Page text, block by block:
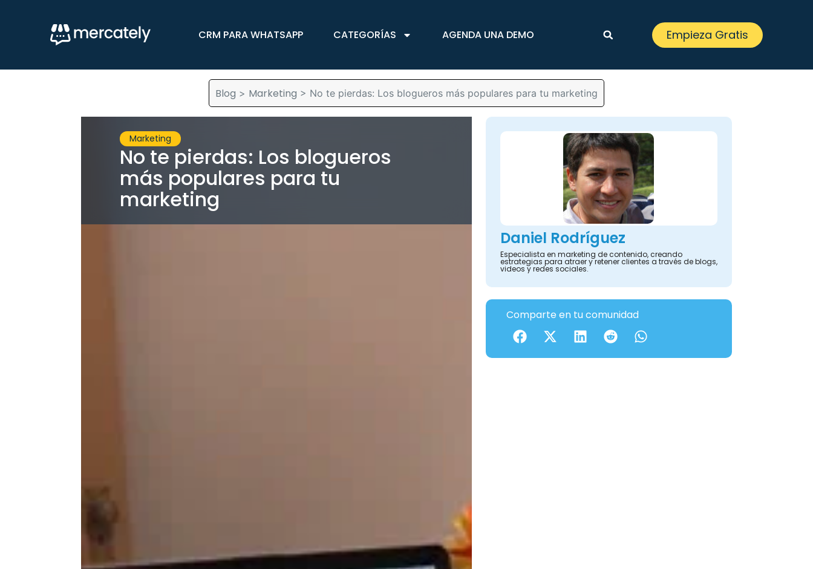
CRM PARA WHATSAPP CATEGORÍAS AGENDA UNA DEMO Empieza Gratis
Blog > Marketing > No te pierdas: Los blogueros más populares para tu marketing
Marketing
No te pierdas: Los blogueros
más populares para tu
marketing
Daniel Rodríguez
Especialista en marketing de contenido, creando
estrategias para atraer y retener clientes a través de blogs,
videos y redes sociales.
Comparte en tu comunidad